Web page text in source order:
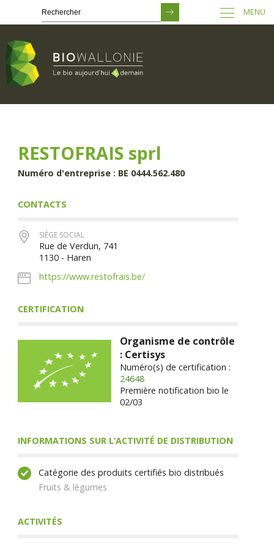
principal
MENU
RESTOFRAIS sprl
Numéro d'entreprise : BE 0444.562.480
CONTACTS
SIÈGE SOCIAL
Rue de Verdun, 741
1130 - Haren
https://www.restofrais.be/
CERTIFICATION
Organisme de contrôle
: Certisys
Numéro(s) de certification :
24648
Première notification bio le
02/03
INFORMATIONS SUR L’ACTIVITÉ DE DISTRIBUTION
Catégorie des produits certifiés bio distribués
Fruits & légumes
ACTIVITÉS